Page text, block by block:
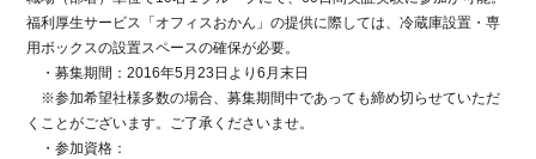
福利厚生サービス「オフィスおかん」の提供に際しては、冷蔵庫設置・専
用ボックスの設置スペースの確保が必要。
・募集期間：2016年5月23日より6月末日
※参加希望社様多数の場合、募集期間中であっても締め切らせていただ
くことがございます。ご了承くださいませ。
・参加資格：